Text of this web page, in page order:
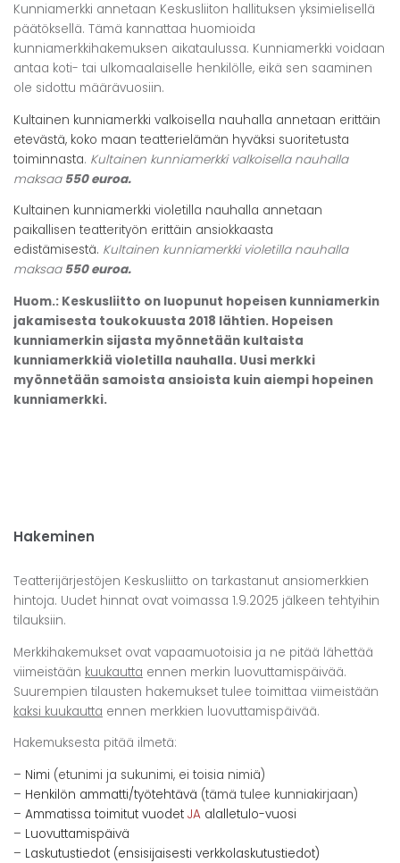
Kunniamerkki annetaan Keskusliiton hallituksen yksimielisellä
päätöksellä. Tämä kannattaa huomioida
kunniamerkkihakemuksen aikataulussa. Kunniamerkki voidaan
antaa koti- tai ulkomaalaiselle henkilölle, eikä sen saaminen
ole sidottu määrävuosiin.
Kultainen kunniamerkki valkoisella nauhalla annetaan erittäin
etevästä, koko maan teatterielämän hyväksi suoritetusta
toiminnasta. Kultainen kunniamerkki valkoisella nauhalla
maksaa550 euroa.
Kultainen kunniamerkki violetilla nauhalla annetaan
paikallisen teatterityön erittäin ansiokkaasta
edistämisestä. Kultainen kunniamerkki violetilla nauhalla
maksaa550 euroa.
Huom.: Keskusliitto on luopunut hopeisen kunniamerkin
jakamisesta toukokuusta 2018 lähtien. Hopeisen
kunniamerkin sijasta myönnetään kultaista
kunniamerkkiä violetilla nauhalla. Uusi merkki
myönnetään samoista ansioista kuin aiempi hopeinen
kunniamerkki.
Hakeminen
Teatterijärjestöjen Keskusliitto on tarkastanut ansiomerkkien
hintoja. Uudet hinnat ovat voimassa 1.9.2025 jälkeen tehtyihin
tilauksiin.
Merkkihakemukset ovat vapaamuotoisia ja ne pitää lähettää
viimeistään kuukautta ennen merkin luovuttamispäivää.
Suurempien tilausten hakemukset tulee toimittaa viimeistään
kaksi kuukautta ennen merkkien luovuttamispäivää.
Hakemuksesta pitää ilmetä:
– Nimi (etunimi ja sukunimi, ei toisia nimiä)
– Henkilön ammatti/työtehtävä (tämä tulee kunniakirjaan)
– Ammatissa toimitut vuodet JA alalletulo-vuosi
– Luovuttamispäivä
– Laskutustiedot (ensisijaisesti verkkolaskutustiedot)